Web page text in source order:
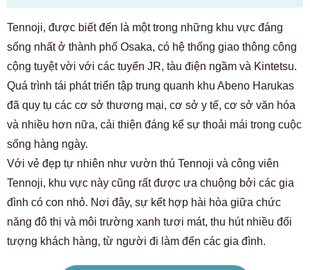
Tennoji, được biết đến là một trong những khu vực đáng
sống nhất ở thành phố Osaka, có hệ thống giao thông công
cộng tuyệt vời với các tuyến JR, tàu điện ngầm và Kintetsu.
Quá trình tái phát triển tập trung quanh khu Abeno Harukas
đã quy tụ các cơ sở thương mại, cơ sở y tế, cơ sở văn hóa
và nhiều hơn nữa, cải thiện đáng kể sự thoải mái trong cuộc
sống hàng ngày.
Với vẻ đẹp tự nhiên như vườn thú Tennoji và công viên
Tennoji, khu vực này cũng rất được ưa chuộng bởi các gia
đình có con nhỏ. Nơi đây, sự kết hợp hài hòa giữa chức
năng đô thị và môi trường xanh tươi mát, thu hút nhiều đối
tượng khách hàng, từ người đi làm đến các gia đình.